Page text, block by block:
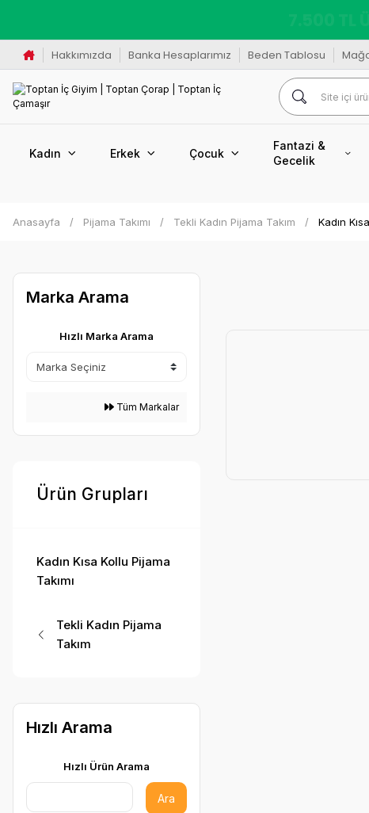
Hakkımızda Banka Hesaplarımız Beden Tablosu
Kadın Erkek Çocuk
Fantazi &
Gecelik
Anasayfa Pijama Takımı Tekli Kadın Pijama Takım Kadın
Marka Arama
Hızlı Marka Arama
Tüm Markalar
Ürün Grupları
Kadın Kısa Kollu Pijama
Takımı
Tekli Kadın Pijama
Takım
Hızlı Arama
Hızlı Ürün Arama
Ara